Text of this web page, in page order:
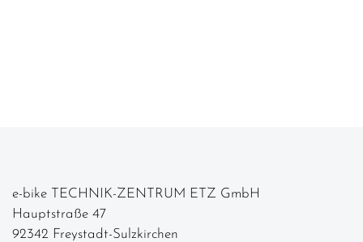
e-bike TECHNIK-ZENTRUM ETZ GmbH
Hauptstraße 47
92342 Freystadt-Sulzkirchen